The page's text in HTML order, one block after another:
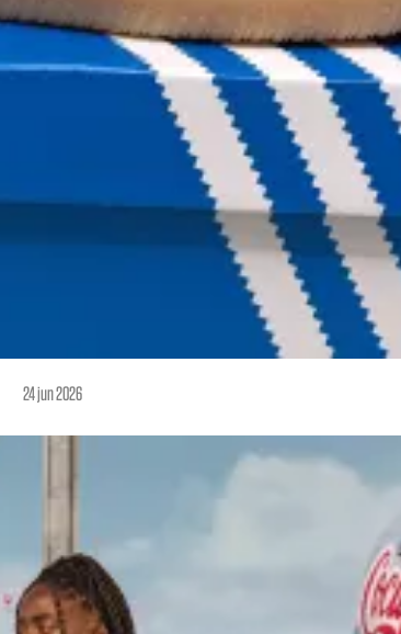
24 jun 2026